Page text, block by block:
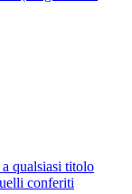
qualsiasi titolo
conferiti